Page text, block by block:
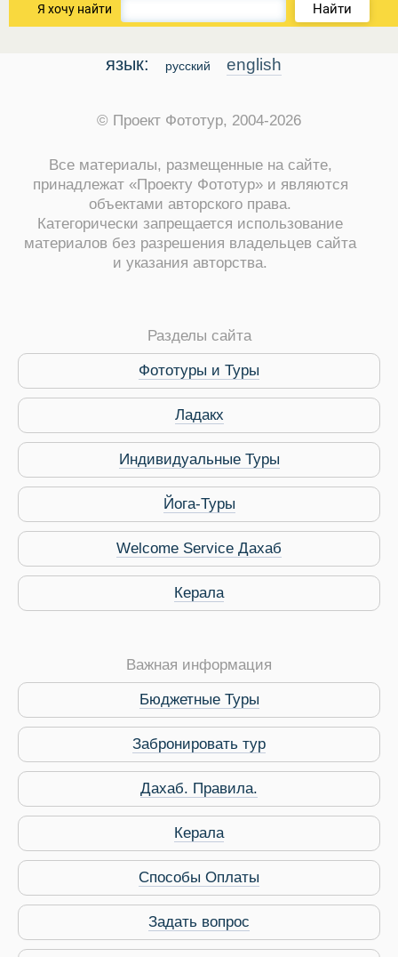
Виза в Индию
Я хочу найти Найти
язык: русский english
© Проект Фототур, 2004-2026
Все материалы, размещенные на сайте,
принадлежат «Проекту Фототур» и являются
объектами авторского права.
Категорически запрещается использование
материалов без разрешения владельцев сайта
и указания авторства.
Разделы сайта
Фототуры и Туры
Ладакх
Индивидуальные Туры
Йога-Туры
Welcome Service Дахаб
Керала
Важная информация
Бюджетные Туры
Забронировать тур
Дахаб. Правила.
Керала
Способы Оплаты
Задать вопрос